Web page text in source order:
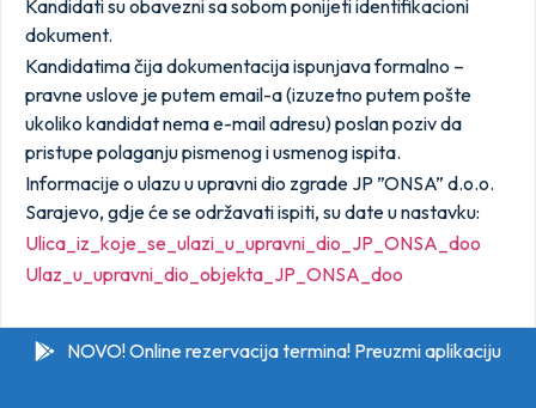
Kandidati su obavezni sa sobom ponijeti identifikacioni
dokument.
Kandidatima čija dokumentacija ispunjava formalno –
pravne uslove je putem email-a (izuzetno putem pošte
ukoliko kandidat nema e-mail adresu) poslan poziv da
pristupe polaganju pismenog i usmenog ispita.
Informacije o ulazu u upravni dio zgrade JP ”ONSA” d.o.o.
Sarajevo, gdje će se održavati ispiti, su date u nastavku:
Ulica_iz_koje_se_ulazi_u_upravni_dio_JP_ONSA_doo
Ulaz_u_upravni_dio_objekta_JP_ONSA_doo
NOVO! Online rezervacija termina! Preuzmi aplikaciju